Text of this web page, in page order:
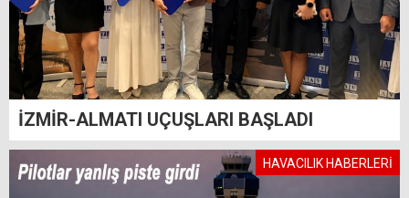
İZMİR-ALMATI UÇUŞLARI BAŞLADI
HAVACILIK HABERLERİ